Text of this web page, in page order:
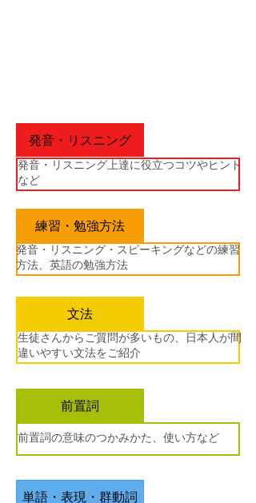
発音・リスニング
発音・リスニング上達に役立つコツやヒント
など
練習・勉強方法
発音・リスニング・スピーキングなどの練習
方法、英語の勉強方法
文法
生徒さんからご質問が多いもの、日本人が間
違いやすい文法をご紹介
前置詞
前置詞の意味のつかみかた、使い方など
単語・表現・群動詞